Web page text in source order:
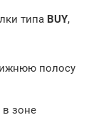
типа BUY,
полосу
в зоне